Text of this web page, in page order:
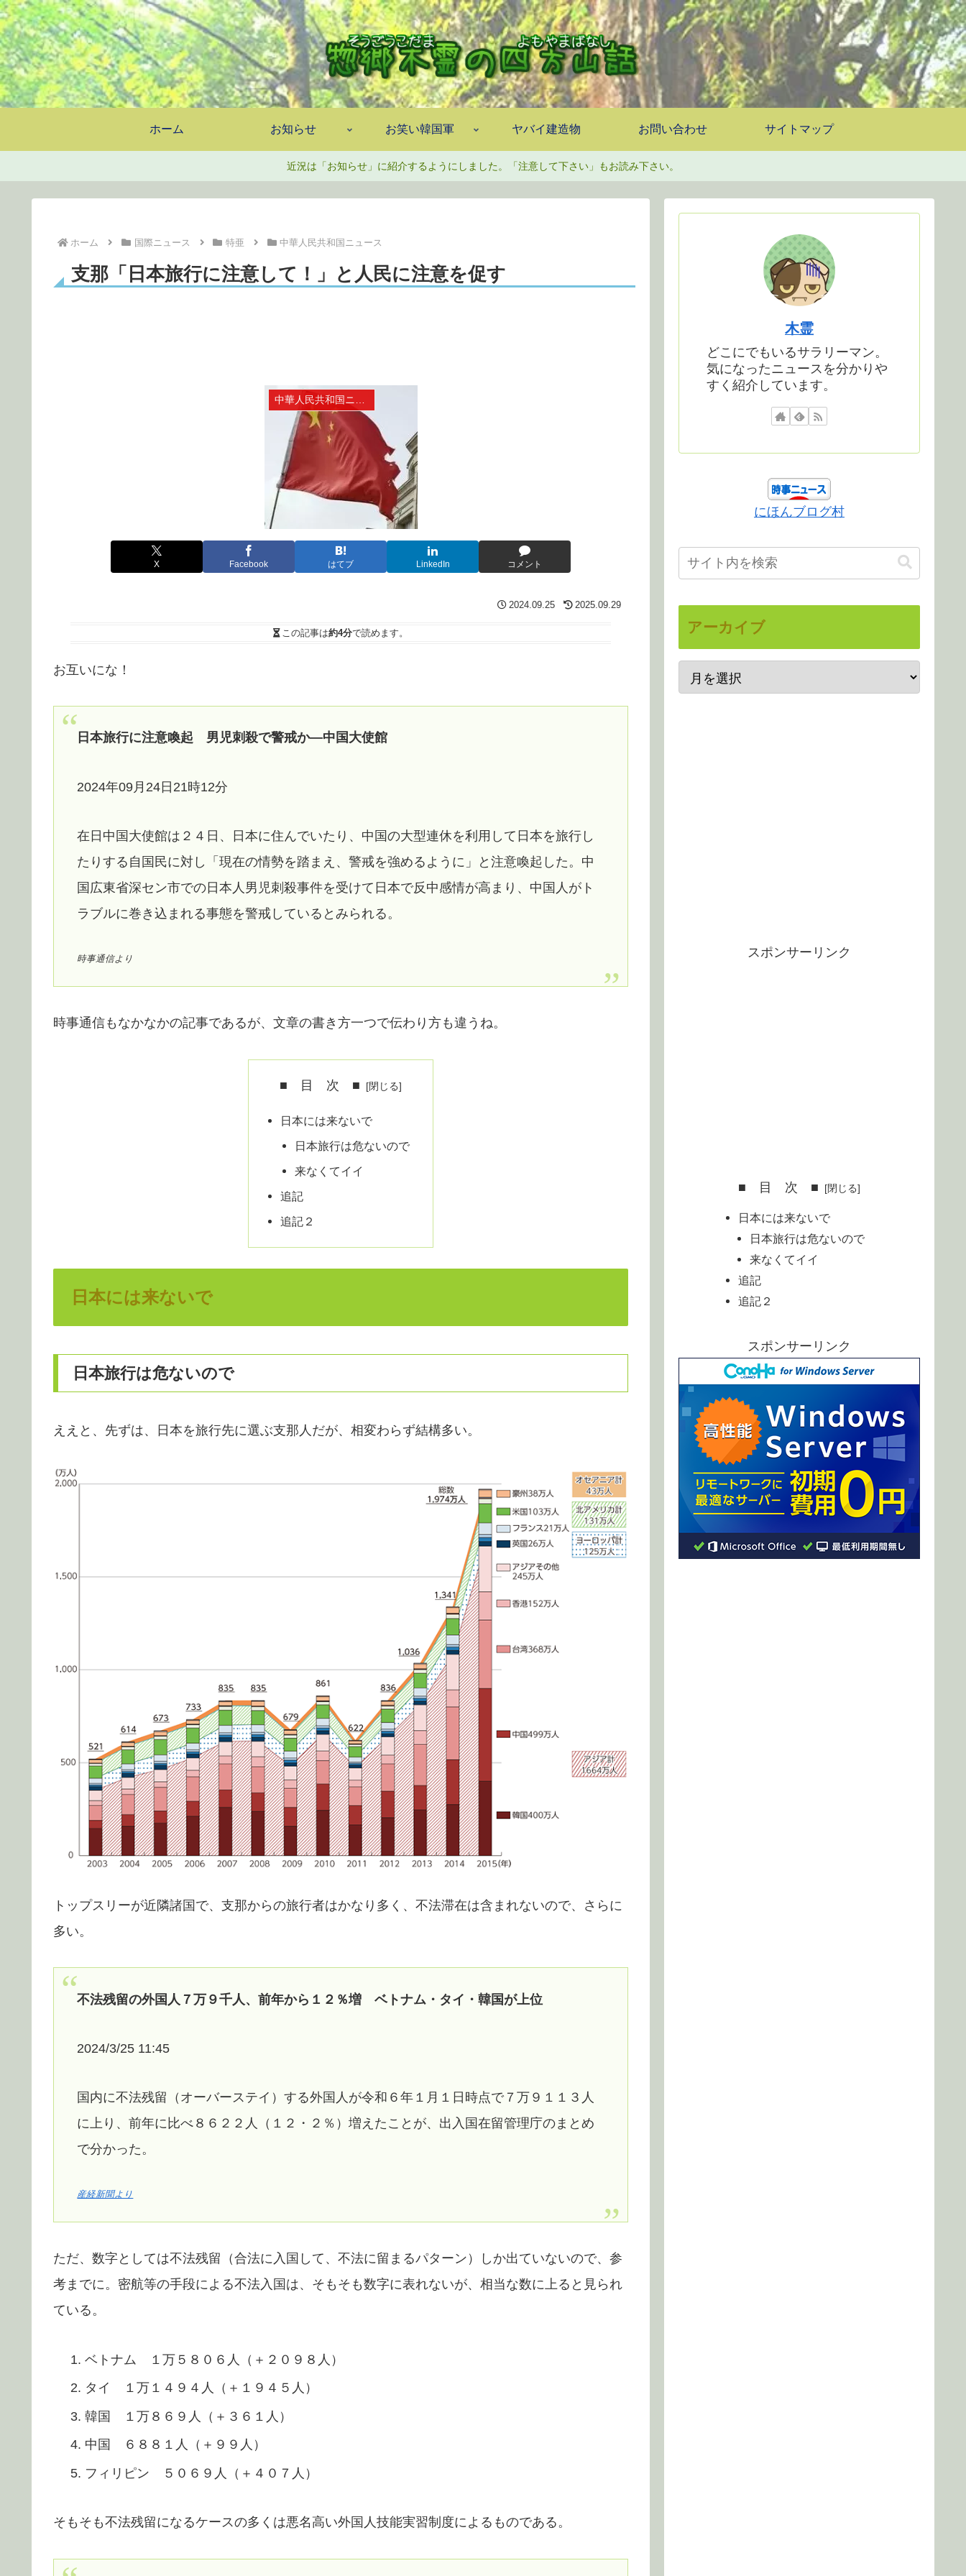
ホーム お知らせ お笑い韓国軍 ヤバイ建造物 お問い合わせ サイトマップ
近況は「お知らせ」に紹介するようにしました。「注意して下さい」もお読み下さい。
ホーム 国際ニュース 特亜 中華人民共和国ニュース
支那「日本旅行に注意して！」と人民に注意を促す
中華人民共和国ニュース
X Facebook はてブ LinkedIn コメント
2024.09.25 2025.09.29
この記事は約4分で読めます。
お互いにな！
日本旅行に注意喚起 男児刺殺で警戒か―中国大使館
2024年09月24日21時12分
在日中国大使館は２４日、日本に住んでいたり、中国の大型連休を利用して日本を旅行し
たりする自国民に対し「現在の情勢を踏まえ、警戒を強めるように」と注意喚起した。中
国広東省深セン市での日本人男児刺殺事件を受けて日本で反中感情が高まり、中国人がト
ラブルに巻き込まれる事態を警戒しているとみられる。
時事通信より
時事通信もなかなかの記事であるが、文章の書き方一つで伝わり方も違うね。
■ 目 次 ■
日本には来ないで
日本旅行は危ないので
来なくてイイ
追記
追記２
日本には来ないで
日本旅行は危ないので
ええと、先ずは、日本を旅行先に選ぶ支那人だが、相変わらず結構多い。
トップスリーが近隣諸国で、支那からの旅行者はかなり多く、不法滞在は含まれないので、さらに
多い。
不法残留の外国人７万９千人、前年から１２％増 ベトナム・タイ・韓国が上位
2024/3/25 11:45
国内に不法残留（オーバーステイ）する外国人が令和６年１月１日時点で７万９１１３人
に上り、前年に比べ８６２２人（１２・２％）増えたことが、出入国在留管理庁のまとめ
で分かった。
産経新聞より
ただ、数字としては不法残留（合法に入国して、不法に留まるパターン）しか出ていないので、参
考までに。密航等の手段による不法入国は、そもそも数字に表れないが、相当な数に上ると見られ
ている。
ベトナム １万５８０６人（＋２０９８人）
タイ １万１４９４人（＋１９４５人）
韓国 １万８６９人（＋３６１人）
中国 ６８８１人（＋９９人）
フィリピン ５０６９人（＋４０７人）
そもそも不法残留になるケースの多くは悪名高い外国人技能実習制度によるものである。
木霊
どこにでもいるサラリーマン。
気になったニュースを分かりや
すく紹介しています。
にほんブログ村
アーカイブ
スポンサーリンク
■ 目 次 ■
日本には来ないで
日本旅行は危ないので
来なくてイイ
追記
追記２
スポンサーリンク